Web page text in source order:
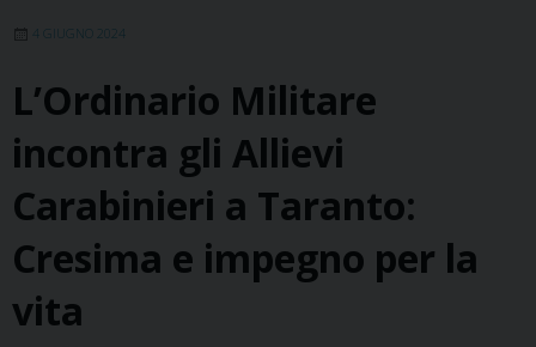
4 GIUGNO 2024
L’Ordinario Militare
incontra gli Allievi
Carabinieri a Taranto:
Cresima e impegno per la
vita